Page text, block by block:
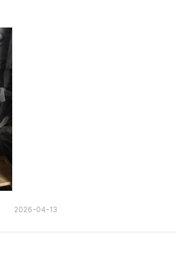
2026-04-13